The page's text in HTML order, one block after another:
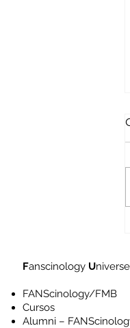
Fanscinology Universe
FANScinology/FMB
Cursos
Alumni –